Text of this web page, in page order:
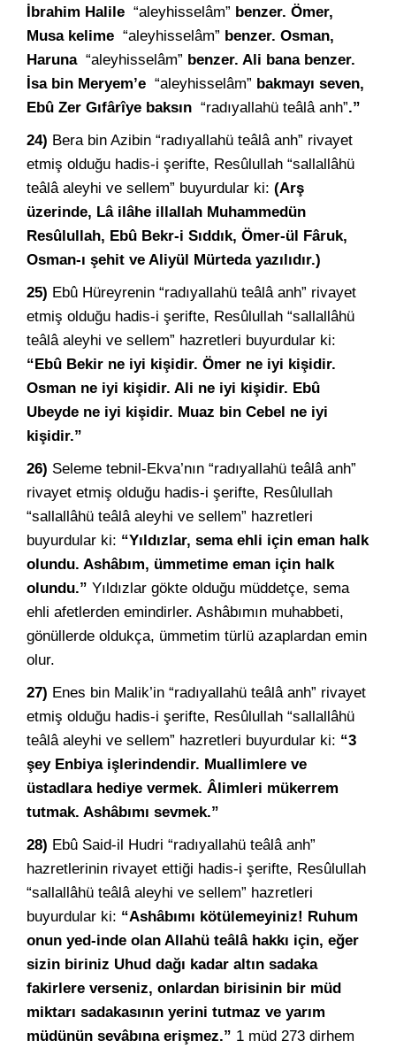
İbrahim Halile “aleyhisselâm” benzer. Ömer,
Musa kelime “aleyhisselâm” benzer. Osman,
Haruna “aleyhisselâm” benzer. Ali bana benzer.
İsa bin Meryem’e “aleyhisselâm” bakmayı seven,
Ebû Zer Gıfârîye baksın “radıyallahü teâlâ anh”.”
24) Bera bin Azibin “radıyallahü teâlâ anh” rivayet
etmiş olduğu hadis-i şerifte, Resûlullah “sallallâhü
teâlâ aleyhi ve sellem” buyurdular ki: (Arş
üzerinde, Lâ ilâhe illallah Muhammedün
Resûlullah, Ebû Bekr-i Sıddık, Ömer-ül Fâruk,
Osman-ı şehit ve Aliyül Mürteda yazılıdır.)
25) Ebû Hüreyrenin “radıyallahü teâlâ anh” rivayet
etmiş olduğu hadis-i şerifte, Resûlullah “sallallâhü
teâlâ aleyhi ve sellem” hazretleri buyurdular ki:
“Ebû Bekir ne iyi kişidir. Ömer ne iyi kişidir.
Osman ne iyi kişidir. Ali ne iyi kişidir. Ebû
Ubeyde ne iyi kişidir. Muaz bin Cebel ne iyi
kişidir.”
26) Seleme tebnil-Ekva’nın “radıyallahü teâlâ anh”
rivayet etmiş olduğu hadis-i şerifte, Resûlullah
“sallallâhü teâlâ aleyhi ve sellem” hazretleri
buyurdular ki: “Yıldızlar, sema ehli için eman halk
olundu. Ashâbım, ümmetime eman için halk
olundu.” Yıldızlar gökte olduğu müddetçe, sema
ehli afetlerden emindirler. Ashâbımın muhabbeti,
gönüllerde oldukça, ümmetim türlü azaplardan emin
olur.
27) Enes bin Malik’in “radıyallahü teâlâ anh” rivayet
etmiş olduğu hadis-i şerifte, Resûlullah “sallallâhü
teâlâ aleyhi ve sellem” hazretleri buyurdular ki: “3
şey Enbiya işlerindendir. Muallimlere ve
üstadlara hediye vermek. Âlimleri mükerrem
tutmak. Ashâbımı sevmek.”
28) Ebû Said-il Hudri “radıyallahü teâlâ anh”
hazretlerinin rivayet ettiği hadis-i şerifte, Resûlullah
“sallallâhü teâlâ aleyhi ve sellem” hazretleri
buyurdular ki: “Ashâbımı kötülemeyiniz! Ruhum
onun yed-inde olan Allahü teâlâ hakkı için, eğer
sizin biriniz Uhud dağı kadar altın sadaka
fakirlere verseniz, onlardan birisinin bir müd
miktarı sadakasının yerini tutmaz ve yarım
müdünün sevâbına erişmez.” 1 müd 273 dirhem